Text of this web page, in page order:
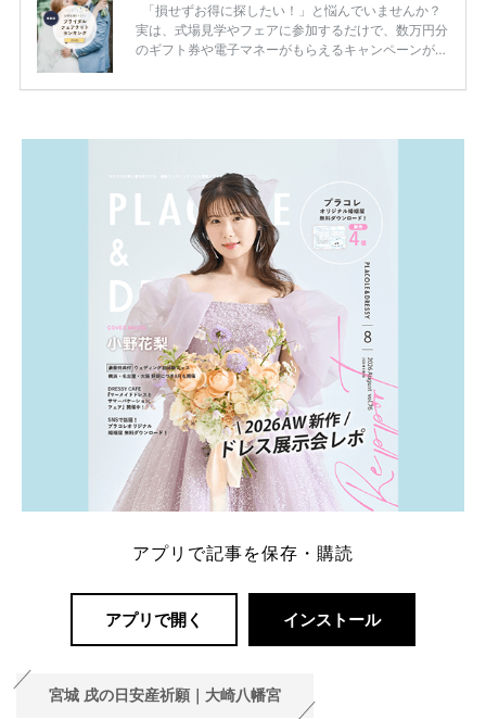
「損せずお得に探したい！」と悩んでいませんか？
実は、式場見学やフェアに参加するだけで、数万円分
のギフト券や電子マネーがもらえるキャンペーンがあ
ため、比較せずに選ぶと損をしてしまうことも……。
一番お得？」「プラコレの特典は？」といった疑問も
解決します。 まずは診断で候補を絞れる「ウェディ
ング診断」か、体験型 […]続きを読む
アプリで記事を保存・購読
アプリで開く インストール
宮城 戌の日安産祈願｜大崎八幡宮